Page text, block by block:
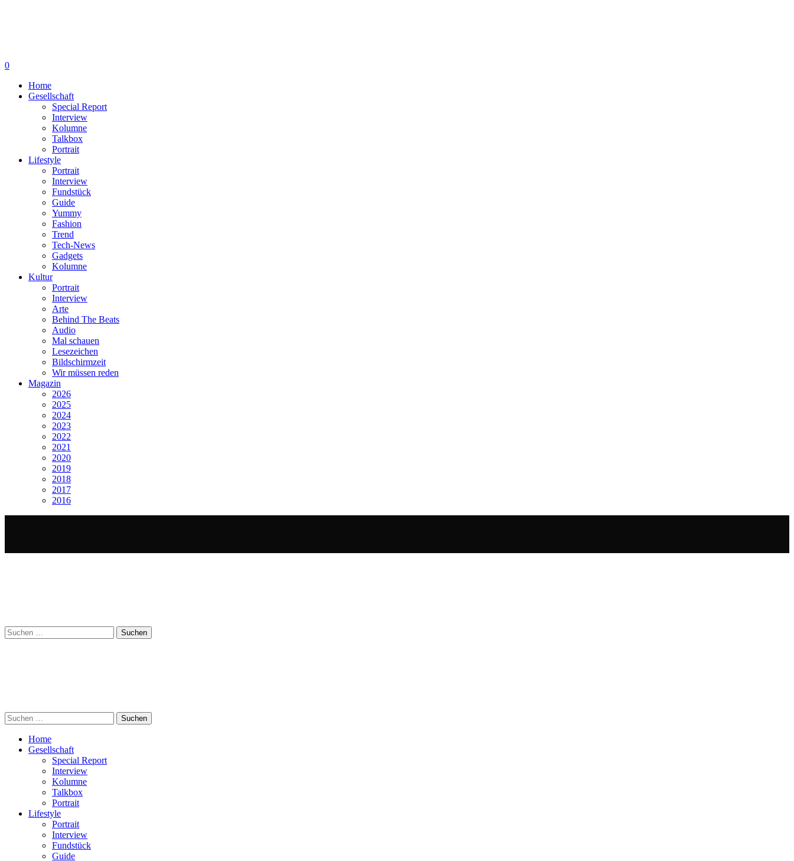
0
Home
Gesellschaft
Special Report
Interview
Kolumne
Talkbox
Portrait
Lifestyle
Portrait
Interview
Fundstück
Guide
Yummy
Fashion
Trend
Tech-News
Gadgets
Kolumne
Kultur
Portrait
Interview
Arte
Behind The Beats
Audio
Mal schauen
Lesezeichen
Bildschirmzeit
Wir müssen reden
Magazin
2026
2025
2024
2023
2022
2021
2020
2019
2018
2017
2016
Suchen
nach:
Suchen
nach:
Home
Gesellschaft
Special Report
Interview
Kolumne
Talkbox
Portrait
Lifestyle
Portrait
Interview
Fundstück
Guide